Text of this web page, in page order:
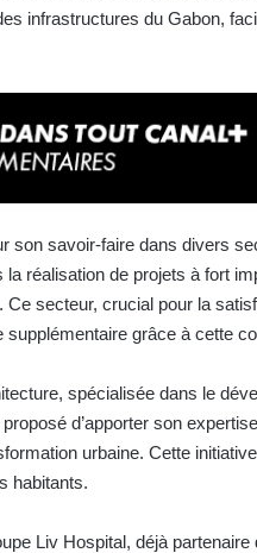
infrastructures du Gabon,
son savoir-faire dans divers
réalisation de projets à fort
Ce secteur, crucial pour la
supplémentaire grâce à cette
spécialisée dans le
d’apporter son
urbaine. Cette
habitants.
Liv Hospital, déjà